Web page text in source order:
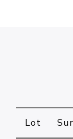
Lot